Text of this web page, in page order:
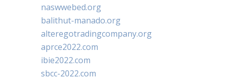
naswwebed.org
balithut-manado.org
alteregotradingcompany.org
aprce2022.com
ibie2022.com
sbcc-2022.com